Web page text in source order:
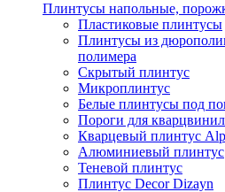
Плинтусы напольные,
Пластиковые плинтусы
Плинтусы из
полимера
Скрытый плинтус
Микроплинтус
Белые плинтусы под
Пороги для
Кварцевый плинтус
Алюминиевый плинтус
Теневой плинтус
Плинтус Decor Dizayn